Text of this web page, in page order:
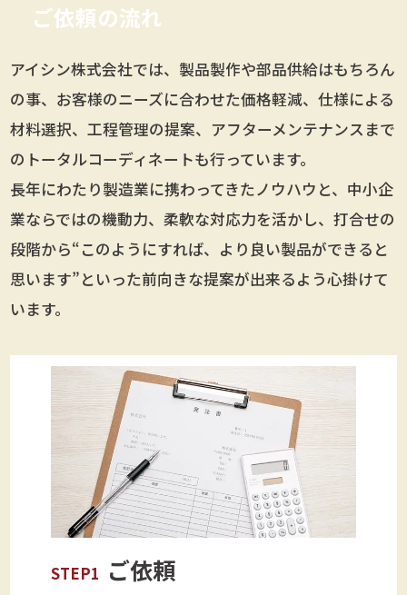
ご依頼の流れ
アイシン株式会社では、製品製作や部品供給はもちろん
の事、お客様のニーズに合わせた価格軽減、仕様による
材料選択、工程管理の提案、アフターメンテナンスまで
のトータルコーディネートも行っています。
長年にわたり製造業に携わってきたノウハウと、中小企
業ならではの機動力、柔軟な対応力を活かし、打合せの
段階から“このようにすれば、より良い製品ができると
思います”といった前向きな提案が出来るよう心掛けて
います。
STEP1 ご依頼